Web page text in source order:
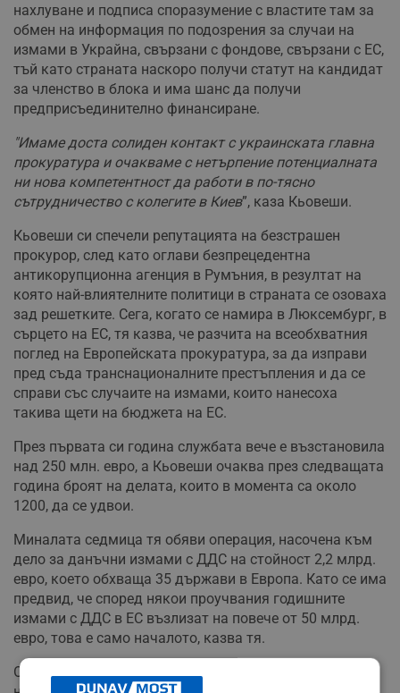
нахлуване и подписа споразумение с властите там за
обмен на информация по подозрения за случаи на
измами в Украйна, свързани с фондове, свързани с ЕС,
тъй като страната наскоро получи статут на кандидат
за членство в блока и има шанс да получи
предприсъединително финансиране.
"Имаме доста солиден контакт с украинската главна
прокуратура и очакваме с нетърпение потенциалната
ни нова компетентност да работи в по-тясно
сътрудничество с колегите в Киев”, каза Кьовеши.
Кьовеши си спечели репутацията на безстрашен
прокурор, след като оглави безпрецедентна
антикорупционна агенция в Румъния, в резултат на
която най-влиятелните политици в страната се озоваха
зад решетките. Сега, когато се намира в Люксембург, в
сърцето на ЕС, тя казва, че разчита на всеобхватния
поглед на Европейската прокуратура, за да изправи
пред съда транснационалните престъпления и да се
справи със случаите на измами, които нанесоха
такива щети на бюджета на ЕС.
През първата си година службата вече е възстановила
над 250 млн. евро, а Кьовеши очаква през следващата
година броят на делата, които в момента са около
1200, да се удвои.
Миналата седмица тя обяви операция, насочена към
дело за данъчни измами с ДДС на стойност 2,2 млрд.
евро, което обхваща 35 държави в Европа. Като се има
предвид, че според някои проучвания годишните
измами с ДДС в ЕС възлизат на повече от 50 млрд.
евро, това е само началото, казва тя.
Основна пречка за всички разследвания, които тя